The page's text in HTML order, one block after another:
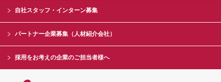
自社スタッフ・インターン募集
パートナー企業募集（人材紹介会社）
採用をお考えの企業のご担当者様へ